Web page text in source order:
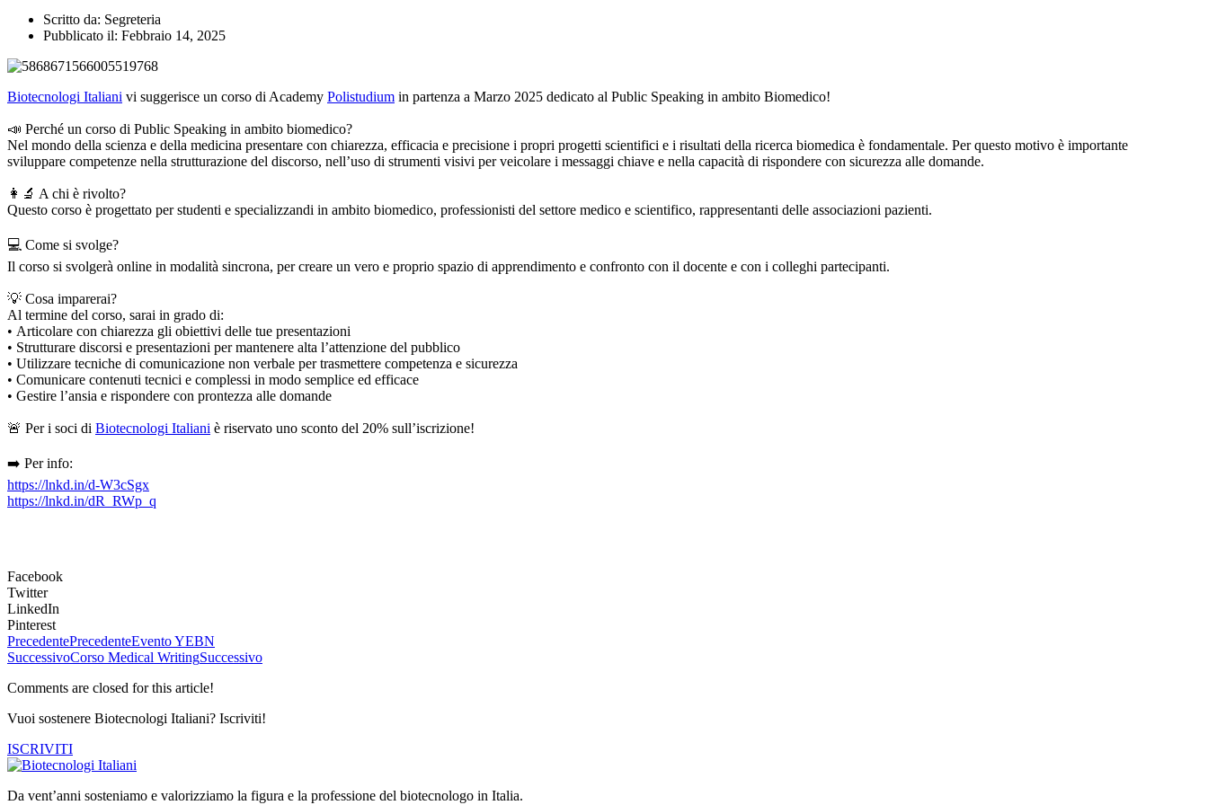
Scritto da: Segreteria
Pubblicato il: Febbraio 14, 2025
Biotecnologi Italiani vi suggerisce un corso di Academy Polistudium in partenza a Marzo 2025 dedicato al Public Speaking in ambito Biomedico!
📣 Perché un corso di Public Speaking in ambito biomedico?
Nel mondo della scienza e della medicina presentare con chiarezza, efficacia e precisione i propri progetti scientifici e i risultati della ricerca biomedica è fondamentale. Per questo motivo è importante
sviluppare competenze nella strutturazione del discorso, nell’uso di strumenti visivi per veicolare i messaggi chiave e nella capacità di rispondere con sicurezza alle domande.
👩‍🔬 A chi è rivolto?
Questo corso è progettato per studenti e specializzandi in ambito biomedico, professionisti del settore medico e scientifico, rappresentanti delle associazioni pazienti.
💻 Come si svolge?
Il corso si svolgerà online in modalità sincrona, per creare un vero e proprio spazio di apprendimento e confronto con il docente e con i colleghi partecipanti.
💡 Cosa imparerai?
Al termine del corso, sarai in grado di:
• Articolare con chiarezza gli obiettivi delle tue presentazioni
• Strutturare discorsi e presentazioni per mantenere alta l’attenzione del pubblico
• Utilizzare tecniche di comunicazione non verbale per trasmettere competenza e sicurezza
• Comunicare contenuti tecnici e complessi in modo semplice ed efficace
• Gestire l’ansia e rispondere con prontezza alle domande
🚨 Per i soci di Biotecnologi Italiani è riservato uno sconto del 20% sull’iscrizione!
➡️ Per info:
https://lnkd.in/d-W3cSgx
https://lnkd.in/dR_RWp_q
Facebook
Twitter
LinkedIn
Pinterest
PrecedentePrecedenteEvento YEBN
SuccessivoCorso Medical WritingSuccessivo
Comments are closed for this article!
Vuoi sostenere Biotecnologi Italiani? Iscriviti!
ISCRIVITI
Da vent’anni sosteniamo e valorizziamo la figura e la professione del biotecnologo in Italia.